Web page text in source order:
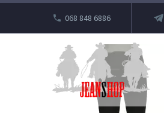
068 848 6886